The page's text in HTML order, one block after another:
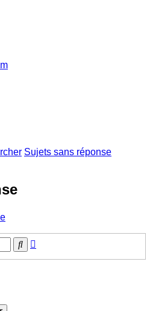
Sujets sans réponse
Rechercher